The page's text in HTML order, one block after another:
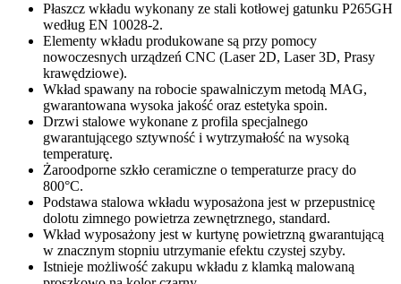
Płaszcz wkładu wykonany ze stali kotłowej gatunku P265GH
według EN 10028-2.
Elementy wkładu produkowane są przy pomocy
nowoczesnych urządzeń CNC (Laser 2D, Laser 3D, Prasy
krawędziowe).
Wkład spawany na robocie spawalniczym metodą MAG,
gwarantowana wysoka jakość oraz estetyka spoin.
Drzwi stalowe wykonane z profila specjalnego
gwarantującego sztywność i wytrzymałość na wysoką
temperaturę.
Żaroodporne szkło ceramiczne o temperaturze pracy do
800°C.
Podstawa stalowa wkładu wyposażona jest w przepustnicę
dolotu zimnego powietrza zewnętrznego, standard.
Wkład wyposażony jest w kurtynę powietrzną gwarantującą
w znacznym stopniu utrzymanie efektu czystej szyby.
Istnieje możliwość zakupu wkładu z klamką malowaną